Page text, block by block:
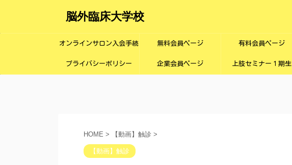
脳外臨床大学校
オンラインサロン入会手続
き画面
無料会員ページ 有料会員ページ
プライバシーポリシー 企業会員ページ 上肢セミナー１期生
HOME > 【動画】触診 >
【動画】触診